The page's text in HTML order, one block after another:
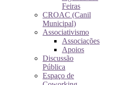
Feiras
CROAC (Canil
Municipal)
Associativismo
Associações
Apoios
Discussão
Pública
Espaço de